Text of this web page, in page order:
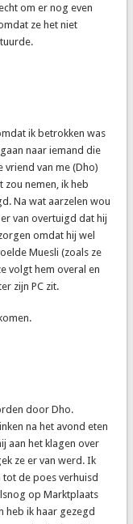
om er nog even
ze het niet
ik betrokken was
naar iemand die
van me (Dho)
zou nemen, ik heb
Na wat aarzelen wou
van overtuigd dat hij
omdat hij wel
Muesli (zoals ze
volgt hem overal en
zijn PC zit.
door Dho.
na het avond eten
aan het klagen over
ze er van werd. Ik
de poes verhuisd
op Marktplaats
heb ik haar gezegd